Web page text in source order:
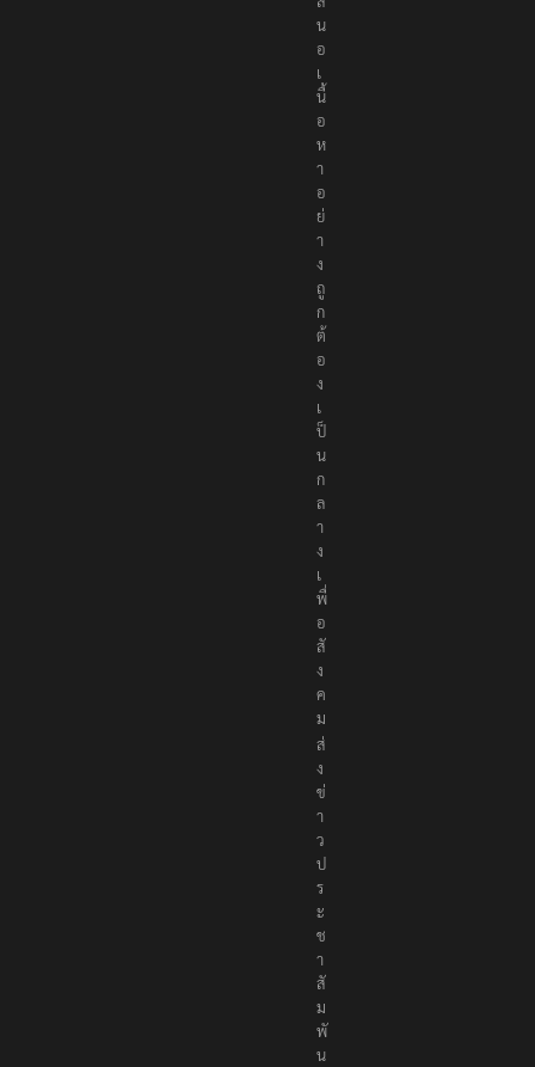
น
อ
เ
นื้
อ
ห
า
อ
ย่
า
ง
ถู
ก
ต้
อ
ง
เ
ป็
น
ก
ล
า
ง
เ
พื่
อ
สั
ง
ค
ม
ส่
ง
ข่
า
ว
ป
ร
ะ
ช
า
สั
ม
พั
น